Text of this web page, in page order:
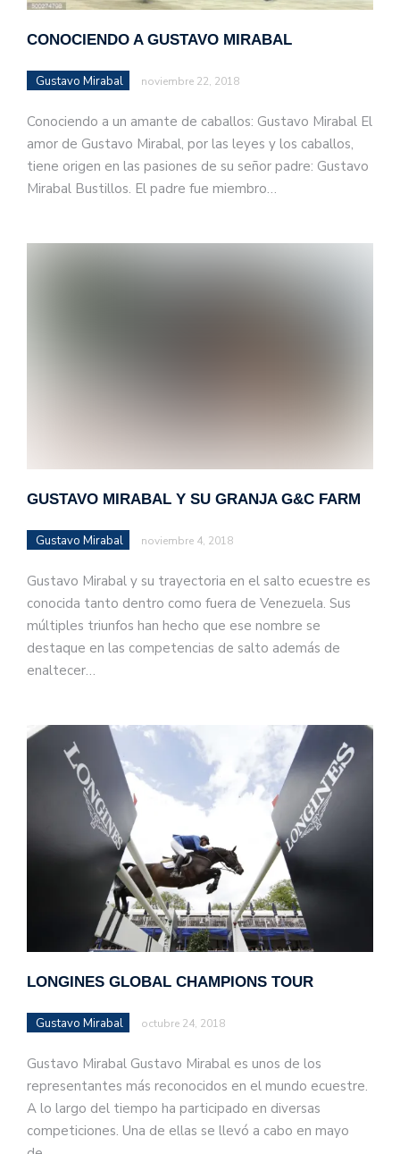
CONOCIENDO A GUSTAVO MIRABAL
Gustavo Mirabal noviembre 22, 2018
Conociendo a un amante de caballos: Gustavo Mirabal El
amor de Gustavo Mirabal, por las leyes y los caballos,
tiene origen en las pasiones de su señor padre: Gustavo
Mirabal Bustillos. El padre fue miembro…
GUSTAVO MIRABAL Y SU GRANJA G&C FARM
Gustavo Mirabal noviembre 4, 2018
Gustavo Mirabal y su trayectoria en el salto ecuestre es
conocida tanto dentro como fuera de Venezuela. Sus
múltiples triunfos han hecho que ese nombre se
destaque en las competencias de salto además de
enaltecer…
LONGINES GLOBAL CHAMPIONS TOUR
Gustavo Mirabal octubre 24, 2018
Gustavo Mirabal Gustavo Mirabal es unos de los
representantes más reconocidos en el mundo ecuestre.
A lo largo del tiempo ha participado en diversas
competiciones. Una de ellas se llevó a cabo en mayo